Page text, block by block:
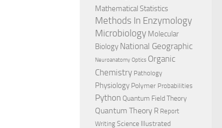
Mathematical Statistics
Methods In Enzymology
Microbiology Molecular
Biology National Geographic
Neuroanatomy Optics Organic
Chemistry Pathology
Physiology Polymer Probabilities
Python Quantum Field Theory
Quantum Theory R Report
Writing Science Illustrated